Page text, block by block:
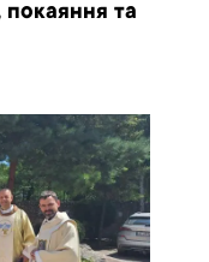
покаяння та